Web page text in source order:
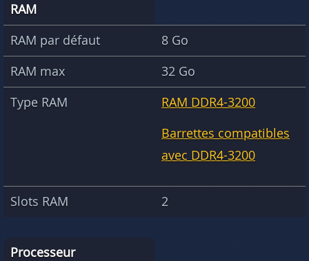
RAM
RAM par défaut
8 Go
RAM max
32 Go
Type RAM
RAM DDR4-3200
Barrettes compatibles
avec DDR4-3200
Slots RAM 2
Processeur